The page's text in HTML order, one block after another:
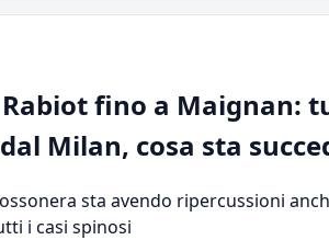
Rabiot fino a Maignan:
Milan, cosa sta
sta avendo ripercussioni
i casi spinosi